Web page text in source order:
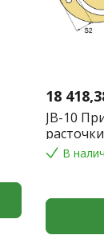
18
JB-10
В